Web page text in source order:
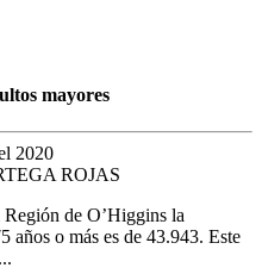
mayores
2020
ROJAS
de O’Higgins la
años o más es de 43.943. Este